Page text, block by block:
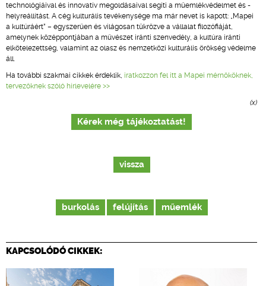
technológiáival és innovatív megoldásaival segíti a műemlékvédelmet és -
helyreállítást. A cég kulturális tevékenysége ma már nevet is kapott: „Mapei
a kultúráért” – egyszerűen és világosan tükrözve a vállalat filozófiáját,
amelynek középpontjában a művészet iránti szenvedély, a kultúra iránti
elkötelezettség, valamint az olasz és nemzetközi kulturális örökség védelme
áll.
Ha további szakmai cikkek érdeklik, iratkozzon fel itt a Mapei mérnököknek,
tervezőknek szóló hírlevelére >>
(x)
Kérek még tájékoztatást!
vissza
burkolás felújítás műemlék
KAPCSOLÓDÓ CIKKEK: